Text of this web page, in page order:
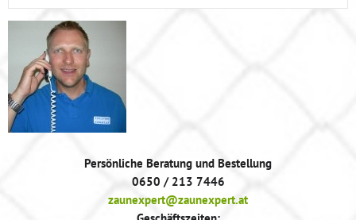
Persönliche Beratung und Bestellung
0650 / 213 7446
zaunexpert@zaunexpert.at